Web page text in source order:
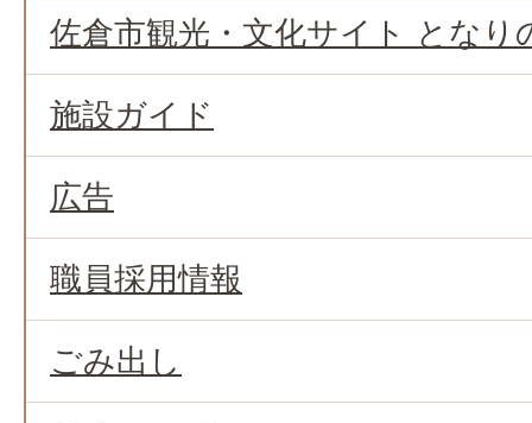
佐倉市観光・文化サイト となり
施設ガイド
広告
職員採用情報
ごみ出し